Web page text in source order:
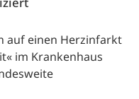
auf einen Herzinfarkt
im Krankenhaus